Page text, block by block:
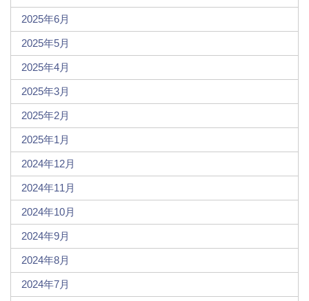
2025年6月
2025年5月
2025年4月
2025年3月
2025年2月
2025年1月
2024年12月
2024年11月
2024年10月
2024年9月
2024年8月
2024年7月